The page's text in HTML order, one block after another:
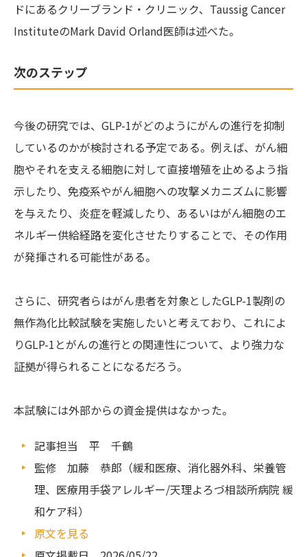
ドにあるクリーブランド・クリニック、Taussig Cancer
InstituteのMark David Orland医師は述べた。
次のステップ
今後の研究では、GLP-1がどのようにがんの進行を抑制
しているのかが検討される予定である。例えば、がん細
胞やそれを支える細胞に対して直接増殖を止めるよう指
示したり、免疫系やがん細胞への攻撃メカニズムに影響
を与えたり、炎症を軽減したり、あるいはがん細胞のエ
ネルギー供給経路を変化させたりすることで、その作用
が発揮される可能性がある。
さらに、研究者らはがん患者を対象としたGLP-1製剤の
無作為化比較試験を実施したいと考えており、これによ
りGLP-1とがんの進行との関連性について、より強力な
証拠が得られることになるだろう。
本試験には外部からの資金提供はなかった。
記事担当 平 千鶴
監修 加藤 恭郎（緩和医療、消化器外科、栄養管
理、医療用手袋アレルギー/天理よろづ相談所病院 緩
和ケア科）
原文を見る